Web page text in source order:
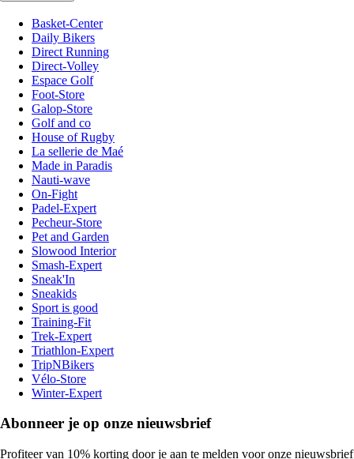
Basket-Center
Daily Bikers
Direct Running
Direct-Volley
Espace Golf
Foot-Store
Galop-Store
Golf and co
House of Rugby
La sellerie de Maé
Made in Paradis
Nauti-wave
On-Fight
Padel-Expert
Pecheur-Store
Pet and Garden
Slowood Interior
Smash-Expert
Sneak'In
Sneakids
Sport is good
Training-Fit
Trek-Expert
Triathlon-Expert
TripNBikers
Vélo-Store
Winter-Expert
Abonneer je op onze nieuwsbrief
Profiteer van 10% korting door je aan te melden voor onze nieuwsbrief